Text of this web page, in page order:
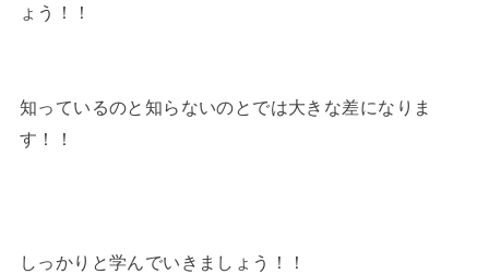
ょう！！
知っているのと知らないのとでは大きな差になりま
す！！
しっかりと学んでいきましょう！！